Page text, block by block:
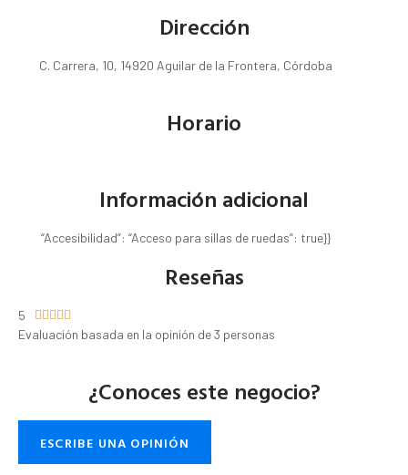
Dirección
C. Carrera, 10, 14920 Aguilar de la Frontera, Córdoba
Horario
Información adicional
“Accesibilidad”: “Acceso para sillas de ruedas”: true}}
Reseñas
5     
Evaluación basada en la opinión de 3 personas
¿Conoces este negocio?
ESCRIBE UNA OPINIÓN